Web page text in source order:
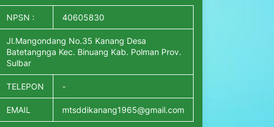
NPSN : 40605830
Jl.Mangondang No.35 Kanang Desa
Batetangnga Kec. Binuang Kab. Polman Prov.
Sulbar
TELEPON -
EMAIL mtsddikanang1965@gmail.com